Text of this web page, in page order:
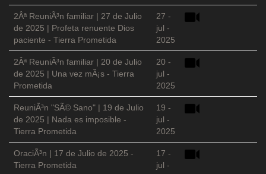
2Âª ReuniÃ³n familiar | 27 de Julio
de 2025 | Profeta renuente Dios
paciente - Tierra Prometida
27 -
jul -
2025
2Âª ReuniÃ³n familiar | 20 de Julio
de 2025 | Una vez mÃ¡s - Tierra
Prometida
20 -
jul -
2025
ReuniÃ³n "SÃ© Sano" | 19 de Julio
de 2025 | Nada es imposible -
Tierra Prometida
19 -
jul -
2025
OraciÃ³n | 17 de Julio de 2025 -
Tierra Prometida
17 -
jul -